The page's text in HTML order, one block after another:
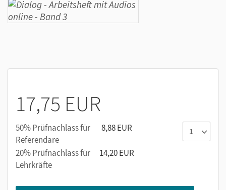
17,75 EUR
50% Prüfnachlass für
Referendare
8,88 EUR
20% Prüfnachlass für
Lehrkräfte
14,20 EUR